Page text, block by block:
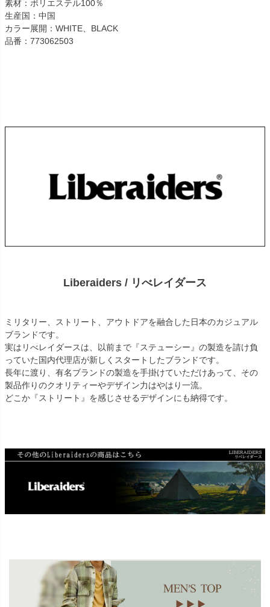
素材：ポリエステル100％
生産国：中国
カラー展開：WHITE、BLACK
品番：773062503
Liberaiders / リべレイダース
ミリタリー、ストリート、アウトドアを融合した日本のカジュアル
ブランドです。
実はリべレイダースは、以前まで『ステューシー』の製造を請け負
っていた国内代理店が新しくスタートしたブランドです。
長年に渡り、有名ブランドの製造を手掛けていただけあって、その
製品作りのクオリティーやデザイン力はやはり一流。
どこか『ストリート』を感じさせるデザインにも納得です。